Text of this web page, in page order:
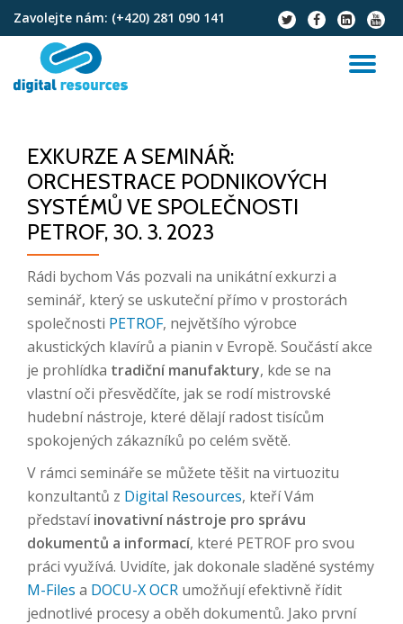
Přeskočit
obsah
Zavolejte nám: (+420) 281 090 141
fa-
twitter
fa-
facebook
fa-
linkedin-
square
fa-
EXKURZE A SEMINÁŘ:
ORCHESTRACE PODNIKOVÝCH
SYSTÉMŮ VE SPOLEČNOSTI
PETROF, 30. 3. 2023
Rádi bychom Vás pozvali na unikátní exkurzi a
seminář, který se uskuteční přímo v prostorách
společnosti PETROF, největšího výrobce
akustických klavírů a pianin v Evropě. Součástí akce
je prohlídka tradiční manufaktury, kde se na
vlastní oči přesvědčíte, jak se rodí mistrovské
hudební nástroje, které dělají radost tisícům
spokojených zákazníků po celém světě.
V rámci semináře se můžete těšit na virtuozitu
konzultantů z Digital Resources, kteří Vám
představíinovativní nástroje pro správu
dokumentů a informací, které PETROF pro svou
práci využívá. Uvidíte, jak dokonale sladěné systémy
M-Files a DOCU-X OCR umožňují efektivně řídit
jednotlivé procesy a oběh dokumentů. Jako první